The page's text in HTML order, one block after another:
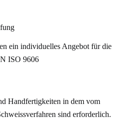
ein individuelles Angebot für die
ISO 9606
Handfertigkeiten in dem vom
sind erforderlich.